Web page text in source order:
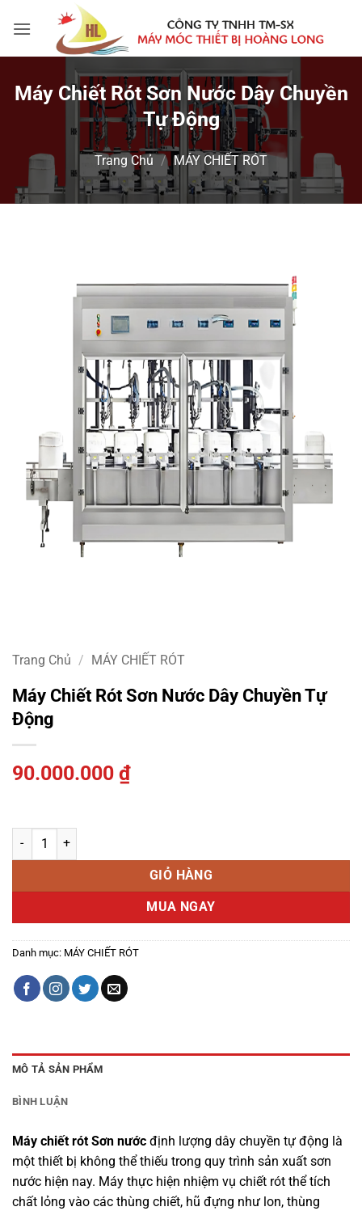
qua
Máy Chiết Rót Sơn Nước Dây Chuyền
Tự Động
Trang Chủ / MÁY CHIẾT RÓT
Trang Chủ / MÁY CHIẾT RÓT
Máy Chiết Rót Sơn Nước Dây Chuyền Tự
Động
90.000.000 ₫
máy chiết rót sơn nước dây chuyền tự động số lượng
GIỎ HÀNG
MUA NGAY
Danh mục: MÁY CHIẾT RÓT
MÔ TẢ SẢN PHẨM
BÌNH LUẬN
Máy chiết rót Sơn nước định lượng dây chuyền tự động là
một thiết bị không thể thiếu trong quy trình sản xuất sơn
nước hiện nay. Máy thực hiện nhiệm vụ chiết rót thể tích
chất lỏng vào các thùng chiết, hũ đựng như lon, thùng